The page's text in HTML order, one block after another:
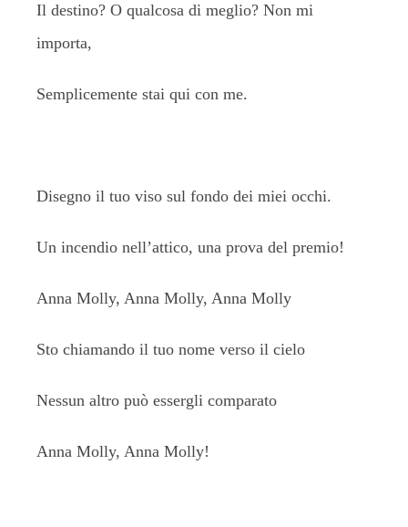
Il destino? O qualcosa di meglio? Non mi
importa,
Semplicemente stai qui con me.
Disegno il tuo viso sul fondo dei miei occhi.
Un incendio nell’attico, una prova del premio!
Anna Molly, Anna Molly, Anna Molly
Sto chiamando il tuo nome verso il cielo
Nessun altro può essergli comparato
Anna Molly, Anna Molly!